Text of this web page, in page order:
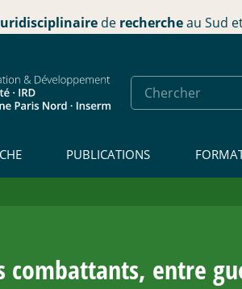
de rechercheau Sud
PUBLICATIONS
combattants, entre